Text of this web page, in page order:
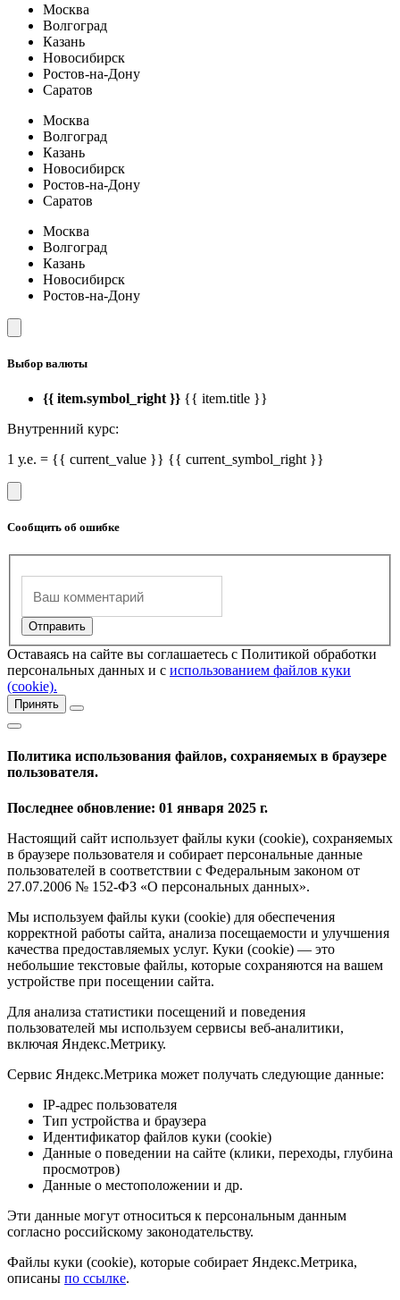
Москва
Волгоград
Казань
Новосибирск
Ростов-на-Дону
Саратов
Москва
Волгоград
Казань
Новосибирск
Ростов-на-Дону
Саратов
Москва
Волгоград
Казань
Новосибирск
Ростов-на-Дону
Выбор валюты
{{ item.symbol_right }} {{ item.title }}
Внутренний курс:
1 у.е. = {{ current_value }} {{ current_symbol_right }}
Сообщить об ошибке
Оставаясь на сайте вы соглашаетесь с Политикой обработки
персональных данных и с использованием файлов куки
(cookie).
Принять
Политика использования файлов, сохраняемых в браузере
пользователя.
Последнее обновление: 01 января 2025 г.
Настоящий сайт использует файлы куки (cookie), сохраняемых
в браузере пользователя и собирает персональные данные
пользователей в соответствии с Федеральным законом от
27.07.2006 № 152-ФЗ «О персональных данных».
Мы используем файлы куки (cookie) для обеспечения
корректной работы сайта, анализа посещаемости и улучшения
качества предоставляемых услуг. Куки (cookie) — это
небольшие текстовые файлы, которые сохраняются на вашем
устройстве при посещении сайта.
Для анализа статистики посещений и поведения
пользователей мы используем сервисы веб-аналитики,
включая Яндекс.Метрику.
Сервис Яндекс.Метрика может получать следующие данные:
IP-адрес пользователя
Тип устройства и браузера
Идентификатор файлов куки (cookie)
Данные о поведении на сайте (клики, переходы, глубина
просмотров)
Данные о местоположении и др.
Эти данные могут относиться к персональным данным
согласно российскому законодательству.
Файлы куки (cookie), которые собирает Яндекс.Метрика,
описаны по ссылке.